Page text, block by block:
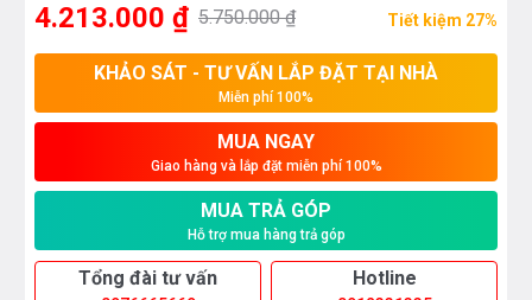
4.213.000 ₫ 5.750.000 ₫ Tiết kiệm 27%
KHẢO SÁT - TƯ VẤN LẮP ĐẶT TẠI NHÀ
Miễn phí 100%
MUA NGAY
Giao hàng và lắp đặt miễn phí 100%
MUA TRẢ GÓP
Hỗ trợ mua hàng trả góp
Tổng đài tư vấn Hotline